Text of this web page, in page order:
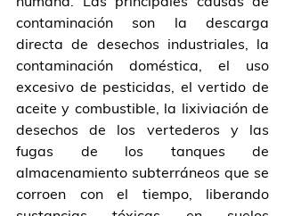
contaminación son la descarga
directa de desechos industriales, la
contaminación doméstica, el uso
excesivo de pesticidas, el vertido de
aceite y combustible, la lixiviación de
desechos de los vertederos y las
fugas de los tanques de
almacenamiento subterráneos que se
corroen con el tiempo, liberando